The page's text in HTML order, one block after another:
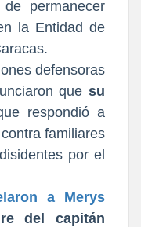
permanecer
la Entidad de
defensoras
que su
respondió a
familiares
por el
a Merys
del capitán